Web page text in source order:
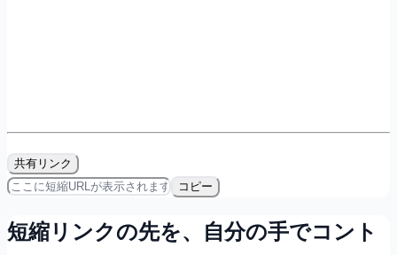
共有リンク
コピー
短縮リンクの先を、自分の手でコント